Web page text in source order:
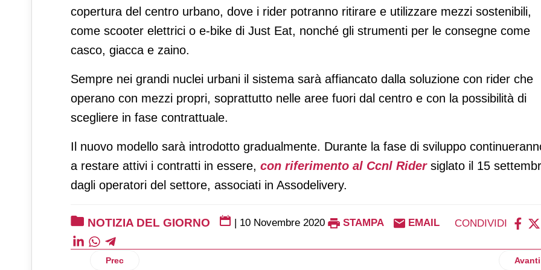
copertura del centro urbano, dove i rider potranno ritirare e utilizzare mezzi sostenibili,
come scooter elettrici o e-bike di Just Eat, nonché gli strumenti per le consegne come
casco, giacca e zaino.
Sempre nei grandi nuclei urbani il sistema sarà affiancato dalla soluzione con rider che
operano con mezzi propri, soprattutto nelle aree fuori dal centro e con la possibilità di
scegliere in fase contrattuale.
Il nuovo modello sarà introdotto gradualmente. Durante la fase di sviluppo
a restare attivi i contratti in essere, con riferimento al Ccnl Ridersiglato il 15
dagli operatori del settore, associati in Assodelivery.
NOTIZIA DEL GIORNO | 10 Novembre 2020 STAMPA EMAIL CONDIVIDI
Articolo precedente: Sanzione da 27 milioni a Corepla: ha sabotato il progetto Coripet
Prec Avanti